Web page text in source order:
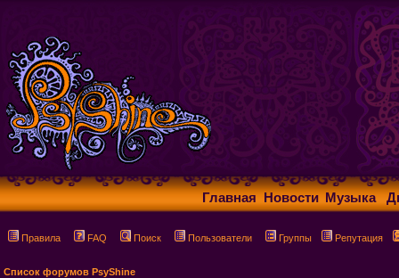
Главная Новости Музыка
Правила FAQ Поиск Пользователи Группы Репутация
Список форумов PsyShine